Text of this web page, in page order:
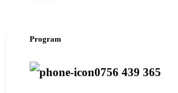
Program
0756 439 365